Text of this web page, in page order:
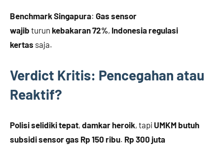
Benchmark Singapura: Gas sensor
wajib turun kebakaran 72%, Indonesiaregulasi
kertas saja.
Verdict Kritis: Pencegahan atau
Reaktif?
Polisi selidiki tepat, damkar heroik, tapi UMKM butuh
subsidi sensor gas Rp 150 ribu. Rp 300 juta